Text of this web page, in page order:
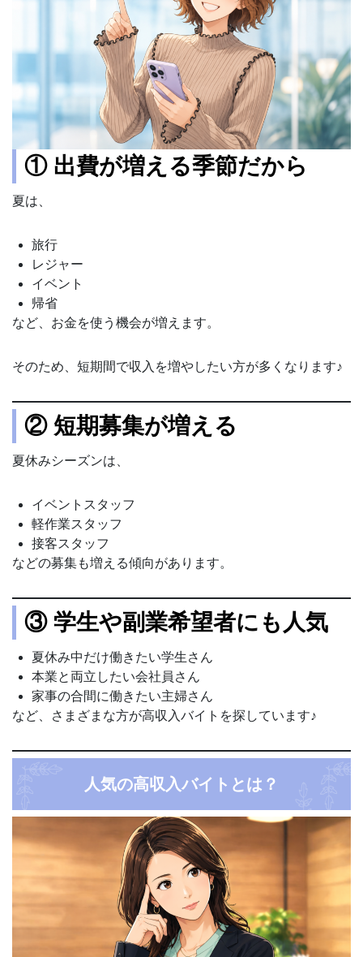
① 出費が増える季節だから
夏は、
旅行
レジャー
イベント
帰省
など、お金を使う機会が増えます。
そのため、短期間で収入を増やしたい方が多くなります♪
② 短期募集が増える
夏休みシーズンは、
イベントスタッフ
軽作業スタッフ
接客スタッフ
などの募集も増える傾向があります。
③ 学生や副業希望者にも人気
夏休み中だけ働きたい学生さん
本業と両立したい会社員さん
家事の合間に働きたい主婦さん
など、さまざまな方が高収入バイトを探しています♪
人気の高収入バイトとは？